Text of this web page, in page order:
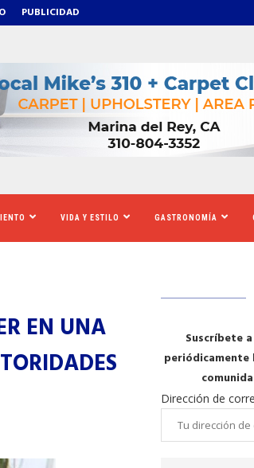
MÍNIMO
​REDADAS DE ICE SIEMBRA ESTRÉS,
PUBLICIDAD
VIDA Y ESTILO GASTRONOMÍA
EN UNA
Suscríbete
periódicamente
Dirección de